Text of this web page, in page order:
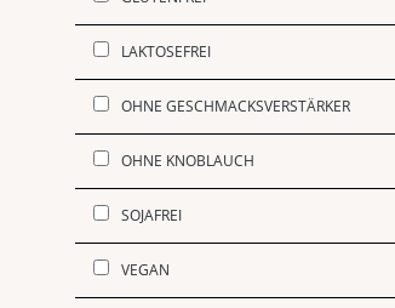
LAKTOSEFREI
OHNE GESCHMACKSVERSTÄRKER
OHNE KNOBLAUCH
SOJAFREI
VEGAN